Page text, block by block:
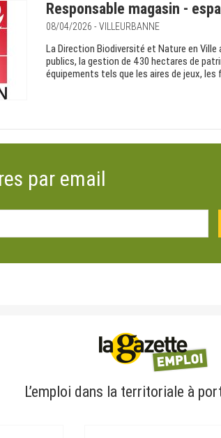
Responsable magasin -
08/04/2026 - VILLEURBANNE
La Direction Biodiversité et Nature en
publics, la gestion de 430 hectares de
équipements tels que les aires de jeux,
par email
L’emploi dans la territoriale à